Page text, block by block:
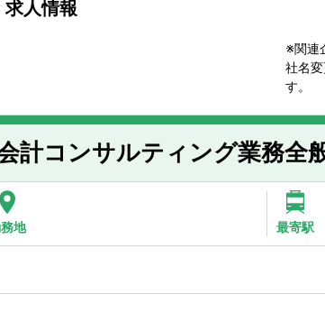
Web面談サービス
アク
未経験分野への転職
転職お役立ち情報
会計士・試験合
WEB面接完全ガ
監査法人
業界別求人情報
コンサルティングファー
金融機関
事業会社
人情報
※関連
社名
す。
計コンサルティング業務全
地 最寄駅